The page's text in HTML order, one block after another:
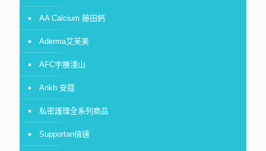
AA Calcium 藤田鈣
Aderma艾芙美
AFC宇勝淺山
Ankh 安蔻
私密護理全系列商品
Supportan倍速